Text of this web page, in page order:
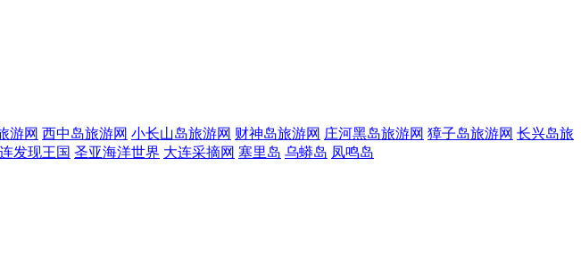
游网 西中岛旅游网 小长山岛旅游网 财神岛旅游网 庄河黑岛旅游网 獐子岛旅游网 长兴岛旅
发现王国 圣亚海洋世界 大连采摘网 塞里岛 乌蟒岛 凤鸣岛